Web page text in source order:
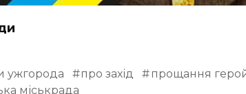
ужгорода про захід
прощання
міськрада